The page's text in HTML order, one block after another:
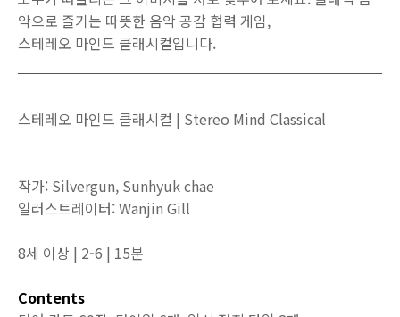
악으로 즐기는 따뜻한 음악 공감 협력 게임,
스테레오 마인드 클래시컬입니다.
스테레오 마인드 클래시컬 | Stereo Mind Classical
작가: Silvergun, Sunhyuk chae
일러스트레이터: Wanjin Gill
8세 이상 | 2-6 | 15분
Contents